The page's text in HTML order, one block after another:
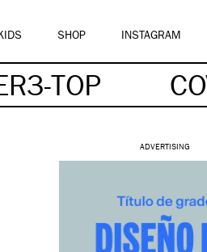
SHOP INSTAGRAM
TOP
ADVERTISING